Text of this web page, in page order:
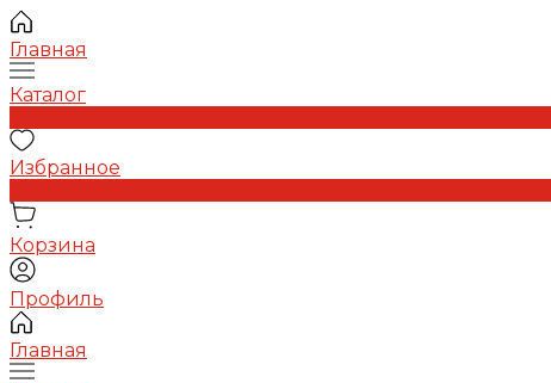
Главная
Каталог
Избранное
Корзина
Профиль
Главная